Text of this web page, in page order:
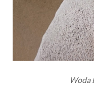
Woda